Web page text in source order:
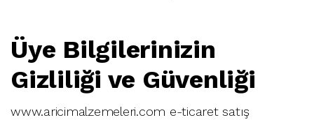
Üye Bilgilerinizin
Gizliliği ve Güvenliği
www.aricimalzemeleri.com e-ticaret satış